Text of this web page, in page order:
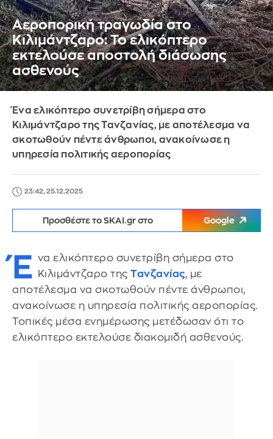
Αεροπορική τραγωδία στο
Κιλιμάντζαρο: Το ελικόπτερο
εκτελούσε αποστολή διάσωσης
ασθενούς
Ένα ελικόπτερο συνετρίβη σήμερα στο
Κιλιμάντζαρο της Τανζανίας, με αποτέλεσμα να
σκοτωθούν πέντε άνθρωποι, ανακοίνωσε η
υπηρεσία πολιτικής αεροπορίας
23:42, 25.12.2025
Προσθέστε το SKAI.gr στο Google
Έ να ελικόπτερο συνετρίβη σήμερα στο
Κιλιμάντζαρο της Τανζανίας, με
αποτέλεσμα να σκοτωθούν πέντε άνθρωποι,
ανακοίνωσε η υπηρεσία πολιτικής αεροπορίας.
Τοπικές μέσα ενημέρωσης μετέδωσαν ότι το
ελικόπτερο εκτελούσε διακομιδή ασθενούς.